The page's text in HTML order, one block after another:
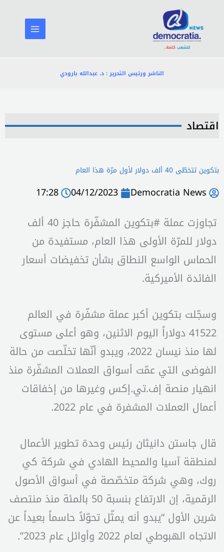
المحتوى
الناشر ورئيس التحرير : د. عبدالله بارودي
اقتصاد
بتكوين تتخطّى 40 ألف دولار لأول مرّة هذا العام
Democratia News
04/12/2023
17:28
تجاوزت عملة #بتكوين المشفّرة حاجز 40 ألف
دولار للمرّة الأولى هذا العام، مستفيدة من
الحماس الواسع النطاق بشأن تخفيضات أسعار
الفائدة الأميركية.
وسجّلت بتكوين أكبر عملة مشفّرة في العالم
41522 دولاراً اليوم الاثنين، وهو أعلى مستوى
لها منذ نيسان 2022، ويبدو أنّها تخلّصت من حالة
الفوضى التي عمّت أسواق العملات المشفّرة منذ
انهيار منصة إف.تي.إكس وغيرها من إخفاقات
أعمال العملات المشفرة في عام 2022.
قال جاستن دانيثان رئيس وحدة تطوير الأعمال
لمنطقة آسيا والمحيط الهادي في شركة كي
روك، وهي شركة متخصّصة في أسواق الأصول
الرقمية، إن الارتفاع بنسبة 50 بالمئة منذ منتصف
شرين الأول “يبدو أنه يمثّل تحوّلاً حاسماً بعيداً عن
الاتجاه الهبوطي لعام 2022 وأوائل عام 2023”.